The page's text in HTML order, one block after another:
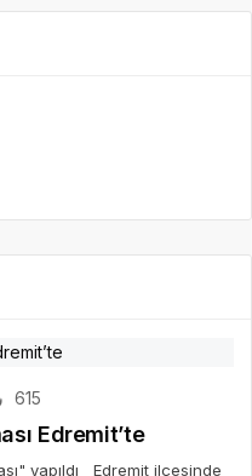
615
Edremit’te
yapıldı Edremit ilçesinde